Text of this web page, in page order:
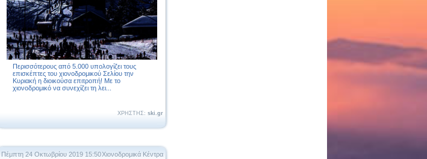
Περισσότερους από 5.000 υπολογίζει τους
επισκέπτες του χιονοδρομικού Σελίου την
Κυριακή η διοικούσα επιτροπή! Με το
χιονοδρομικό να συνεχίζει τη λει...
ΧΡΗΣΤΗΣ: ski.gr
Πέμπτη 24 Οκτωβρίου 2019 15:50Χιονοδρομικά Κέντρα